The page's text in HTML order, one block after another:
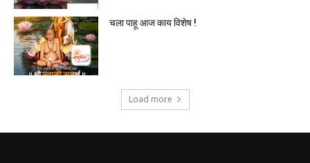
चला पाहू आज काय विशेष !
Load more